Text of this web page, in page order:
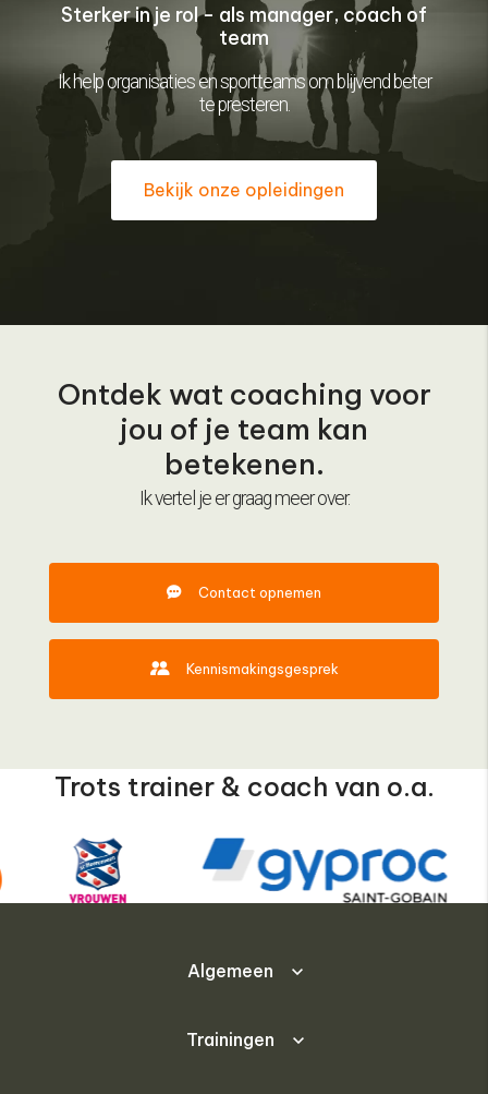
Sterker in je rol - als manager, coach of
team
Ik help organisaties en sportteams om blijvend beter
te presteren.
Bekijk onze opleidingen
Ontdek wat coaching voor
jou of je team kan
betekenen.
Ik vertel je er graag meer over.
Contact opnemen
Kennismakingsgesprek
Trots trainer & coach van o.a.
Algemeen
Trainingen